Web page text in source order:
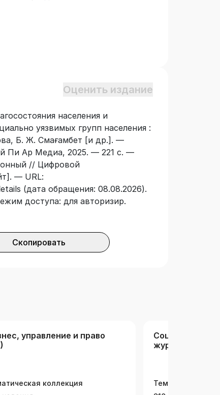
необходимо
Коллективная монография
ИРН AP14869561 «Социальная
и разработка
модели социальной политики
уязвимого населения. По мнению
необходимость изменить общие
и бедности, которые могли бы
экономики — экономики, которая
проекта были применены
и реляционный подход,
количественных и
будет интересна не только
кто заинтересован в социальном
Оценить издание
населения и
уязвимых групп населения :
Б. Ж. Смағамбет [и др.]. —
Пи Ар Медиа, 2025. — 221 с. —
// Цифровой
— URL:
(дата обращения: 08.08.2026).
доступа: для авторизир.
Скопировать
управление и право
коллекция
Социальные
журналистика
Тематическая